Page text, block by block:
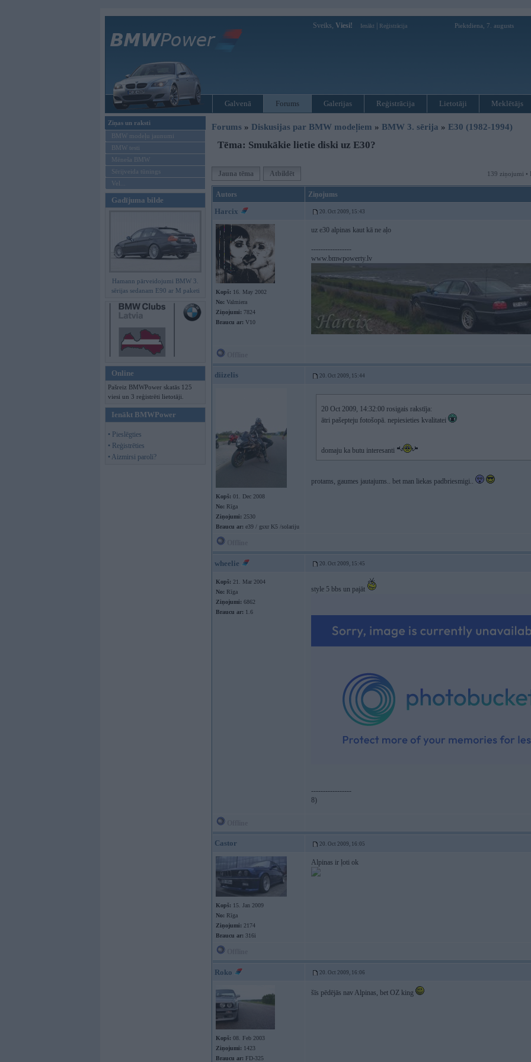
Sveiks, Viesi! Ienākt Reģistrācija Piektdiena, 7. augusts
Galvenā Forums Galerijas Reģistrācija Lietotāji Meklētājs
Ziņas un raksti
BMW modeļu jaunumi
BMW testi
Mēneša BMW
Sērijveida tūnings
Vel...
Gadījuma bilde
Hamann pārveidojumi BMW 3.
sērijas sedanam E90 ar M paketi
Online
Pašreiz BMWPower skatās 125
viesi un 3 reģistrēti lietotāji.
Ienākt BMWPower
• Pieslēgties
• Reģistrēties
• Aizmirsi paroli?
Forums » Diskusijas par BMW modeļiem » BMW 3. sērija » E30 (1982-1994)
Tēma: Smukākie lietie diski uz E30?
Jauna tēma Atbildēt 139 ziņojumi •
Autors Ziņojums
Harcix 20. Oct 2009, 15:43
Kopš: 16. May 2002
No: Valmiera
Ziņojumi: 7824
Braucu ar: V10
uz e30 alpinas kaut kā ne aļo
-----------------
www.bmwpowerty.lv
diizelis 20. Oct 2009, 15:44
Kopš: 01. Dec 2008
No: Rīga
Ziņojumi: 2530
Braucu ar: e39 / gsxr K5 /solariju
20 Oct 2009, 14:32:00 rosigais rakstīja:
ātri pašepteju fotošopā. nepiesieties kvalitatei
domaju ka butu interesanti
protams, gaumes jautajums.. bet man liekas padbriesmigi..
wheelie 20. Oct 2009, 15:45
Kopš: 21. Mar 2004
No: Rīga
Ziņojumi: 6862
Braucu ar: 1.6
style 5 bbs un pajāt
-----------------
8)
Castor 20. Oct 2009, 16:05
Kopš: 15. Jan 2009
No: Rīga
Ziņojumi: 2174
Braucu ar: 316i
Alpinas ir ļoti ok
Roko 20. Oct 2009, 16:06
Kopš: 08. Feb 2003
Ziņojumi: 1423
Braucu ar: FD-325
šīs pēdējās nav Alpinas, bet OZ king